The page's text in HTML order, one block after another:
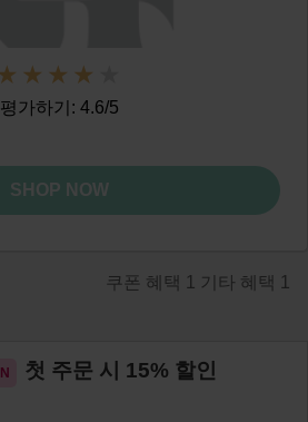
평가하기: 4.6/5
SHOP NOW
쿠폰 혜택 1 기타 혜택 1
첫 주문 시 15% 할인